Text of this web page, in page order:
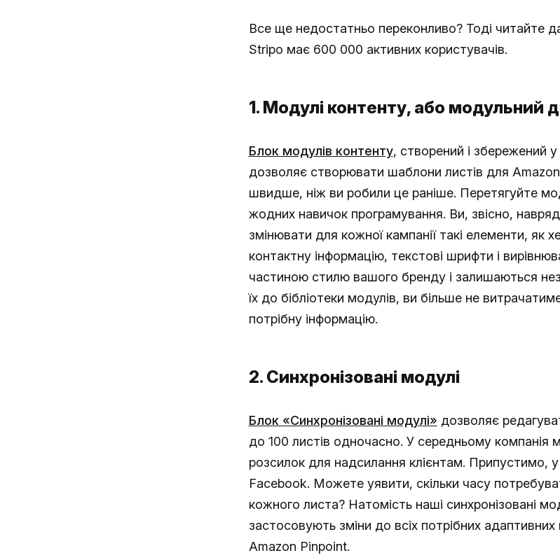
Все ще недостатньо переконливо? Тоді читайте
Stripo має 600 000 активних користувачів.
1. Модулі контенту, або модульний
Блок модулів контенту, створений і збережений у
дозволяє створювати шаблони листів для
швидше, ніж ви робили це раніше. Перетягуйте
жодних навичок програмування. Ви, звісно,
змінювати для кожної кампанії такі елементи, як
контактну інформацію, текстові шрифти і
частиною стилю вашого бренду і залишаються
їх до бібліотеки модулів, ви більше не
потрібну інформацію.
2. Синхронізовані модулі
Блок «Синхронізовані модулі» дозволяє
до 100 листів одночасно. У середньому компанія
розсилок для надсилання клієнтам. Припустимо,
Facebook. Можете уявити, скільки часу
кожного листа? Натомість наші синхронізовані
застосовують зміни до всіх потрібних
Amazon Pinpoint.